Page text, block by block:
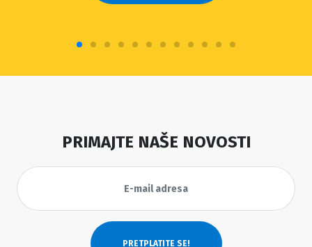
PRIMAJTE NAŠE NOVOSTI